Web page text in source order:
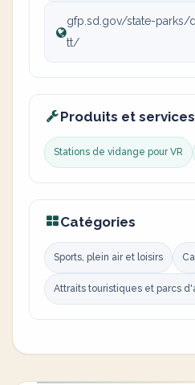
gfp.sd.gov/state-
tt/
Produits et services
Stations de vidange pour VR
Catégories
Sports, plein air et loisirs
Attraits touristiques et parcs